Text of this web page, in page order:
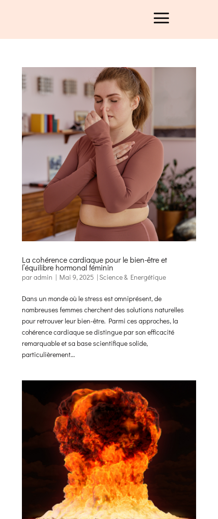
La cohérence cardiaque pour le bien-être et
l’équilibre hormonal féminin
paradmin | Mai 9, 2025 | Science & Energétique
Dans un monde où le stress est omniprésent, de
nombreuses femmes cherchent des solutions naturelles
pour retrouver leur bien-être. Parmi ces approches, la
cohérence cardiaque se distingue par son efficacité
remarquable et sa base scientifique solide,
particulièrement...